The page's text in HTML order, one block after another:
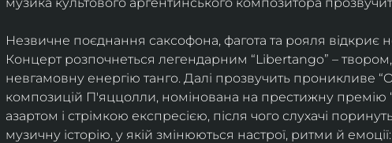
Незвичне поєднання саксофона, фагота та рояля відкриє
Концерт розпочнеться легендарним “Libertango” –
невгамовну енергію танго. Далі прозвучить проникливе
композицій П'яццолли, номінована на престижну премію
азартом і стрімкою експресією, після чого слухачі
музичну історію, у якій змінюються настрої, ритми й